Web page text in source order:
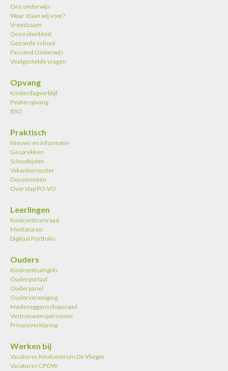
Ons onderwijs
Waar staan wij voor?
Vreedzaam
Onze identiteit
Gezonde school
Passend Onderwijs
Veelgestelde vragen
Opvang
Kinderdagverblijf
Peuteropvang
BSO
Praktisch
Nieuws en informatie
Gesprekken
Schooltijden
Vakantierooster
Documenten
Overstap PO-VO
Leerlingen
Kindcentrumraad
Mediatoren
Digitaal Portfolio
Ouders
Kindcentrumgids
Ouderportaal
Ouderpanel
Oudervereniging
Medezeggenschapsraad
Vertrouwenspersonen
Privacyverklaring
Werken bij
Vacatures Kindcentrum De Vlieger
Vacatures CPOW